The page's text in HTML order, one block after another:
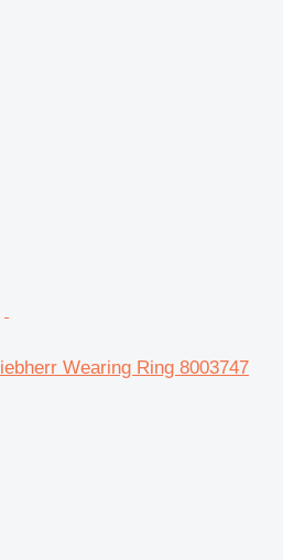
Wearing Ring 8003747